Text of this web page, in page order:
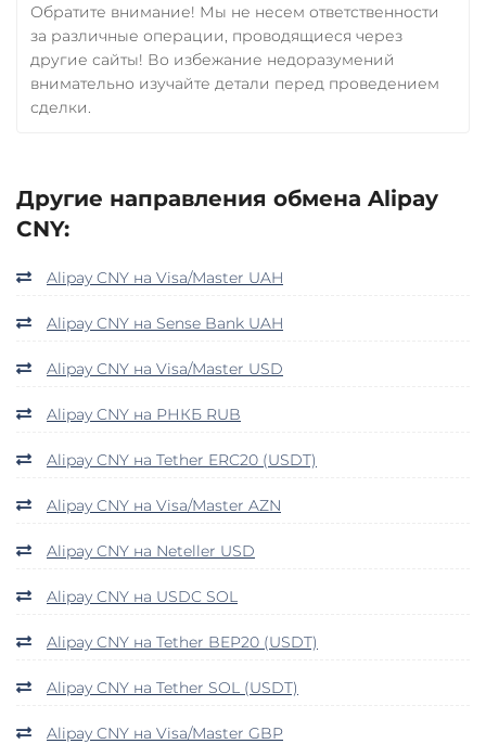
Обратите внимание! Мы не несем ответственности
за различные операции, проводящиеся через
другие сайты! Во избежание недоразумений
внимательно изучайте детали перед проведением
сделки.
Другие направления обмена Alipay
CNY:
Alipay CNY на Visa/Master UAH
Alipay CNY на Sense Bank UAH
Alipay CNY на Visa/Master USD
Alipay CNY на РНКБ RUB
Alipay CNY на Tether ERC20 (USDT)
Alipay CNY на Visa/Master AZN
Alipay CNY на Neteller USD
Alipay CNY на USDC SOL
Alipay CNY на Tether BEP20 (USDT)
Alipay CNY на Tether SOL (USDT)
Alipay CNY на Visa/Master GBP